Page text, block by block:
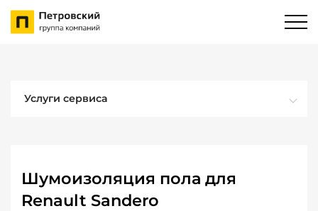
Услуги сервиса
Шумоизоляция пола для
Renault Sandero